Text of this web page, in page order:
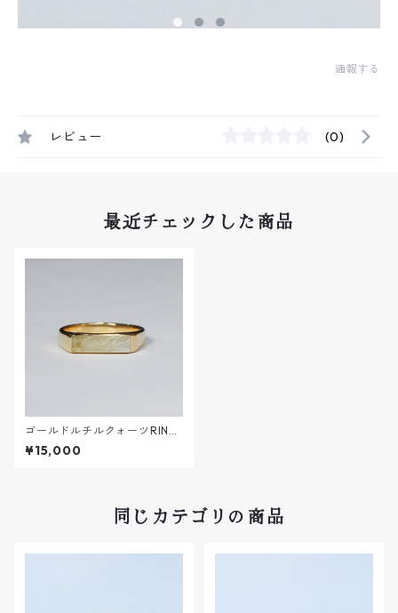
通報する
レビュー (0)
最近チェックした商品
ゴールドルチルクォーツRING
【K18VERMEIL】
¥15,000
同じカテゴリの商品